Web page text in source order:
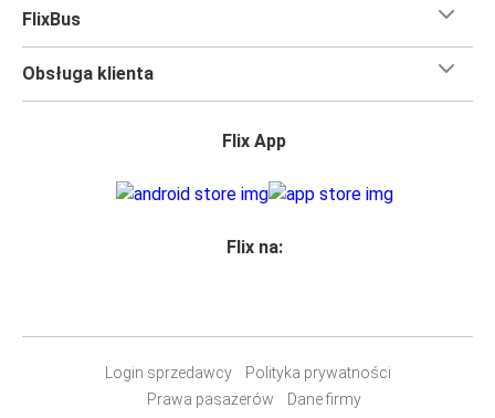
FlixBus
Obsługa klienta
Flix App
Flix na:
Login sprzedawcy
Polityka prywatności
Prawa pasażerów
Dane firmy